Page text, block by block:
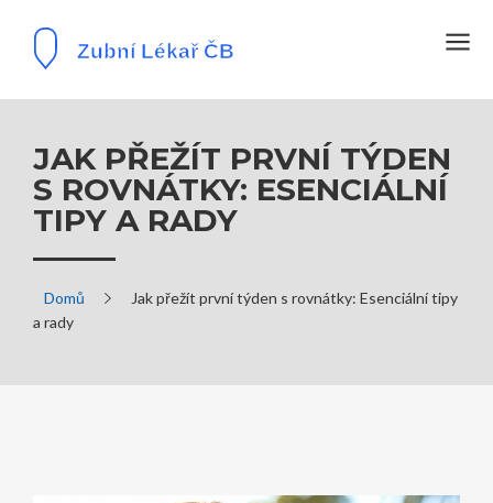
JAK PŘEŽÍT PRVNÍ TÝDEN
S ROVNÁTKY: ESENCIÁLNÍ
TIPY A RADY
Domů
Jak přežít první týden s rovnátky: Esenciální tipy
a rady